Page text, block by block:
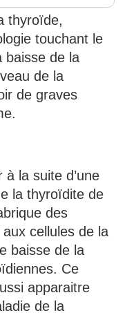
thyroïde,
touchant le
baisse de la
de la
de graves
à la suite d’une
la thyroïdite de
des
cellules de la
baisse de la
Ce
apparaitre
de la